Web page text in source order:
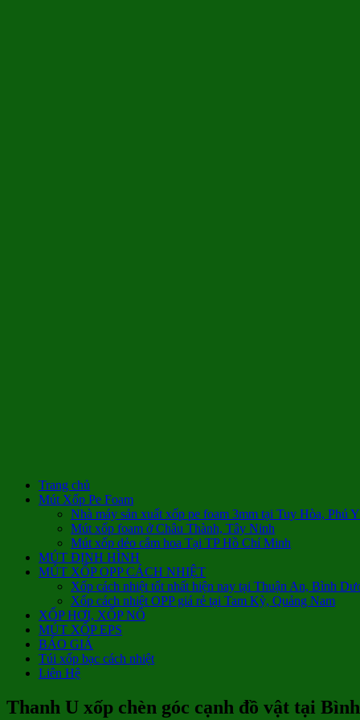
Trang chủ
Mút Xốp Pe Foam
Nhà máy sản xuất xốp pe foam 3mm tại Tuy Hòa, Phú
Mút xốp foam ở Châu Thành, Tây Ninh
Mút xốp dẻo cắm hoa Tại TP Hồ Chí Minh
MÚT ĐỊNH HÌNH
MÚT XỐP OPP CÁCH NHIỆT
Xốp cách nhiệt tốt nhất hiện nay tại Thuận An, Bình
Xốp cách nhiệt OPP giá rẻ tại Tam Kỳ, Quảng Nam
XỐP HƠI, XỐP NỔ
MÚT XỐP EPS
BÁO GIÁ
Túi xốp bạc cách nhiệt
Liên Hệ
Thanh U xốp chèn góc cạnh đồ vật tại